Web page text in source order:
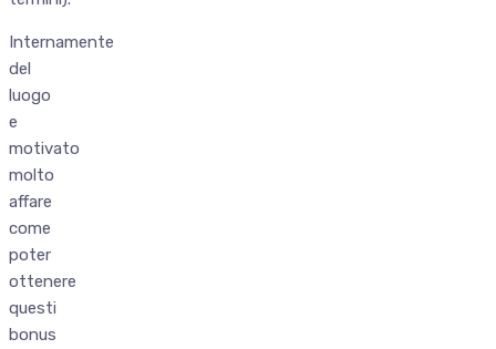
Internamente
del
luogo
e
motivato
molto
affare
come
poter
ottenere
questi
bonus